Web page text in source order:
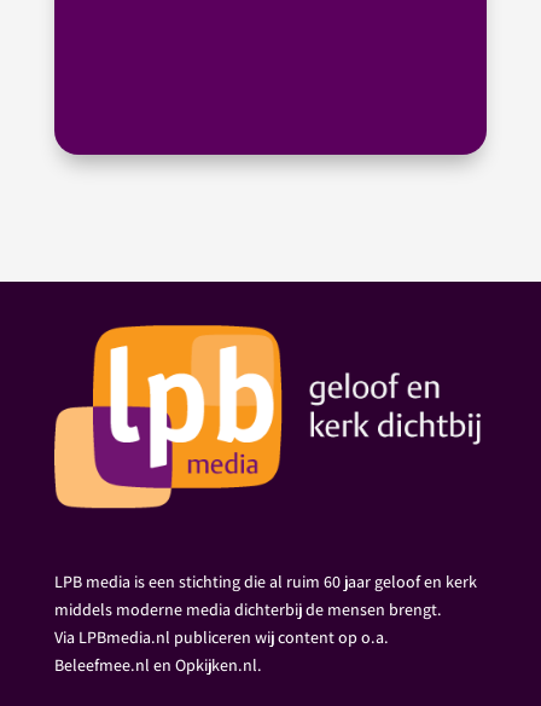
LPB media is een stichting die al ruim 60 jaar geloof en kerk
middels moderne media dichterbij de mensen brengt.
Via LPBmedia.nl publiceren wij content op o.a.
Beleefmee.nl en Opkijken.nl.